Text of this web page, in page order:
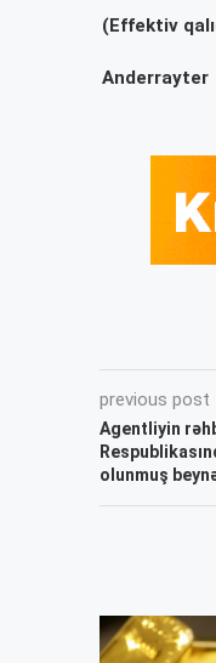
(Effektiv
Anderrayter
previous post
Agentliyin
olunmuş